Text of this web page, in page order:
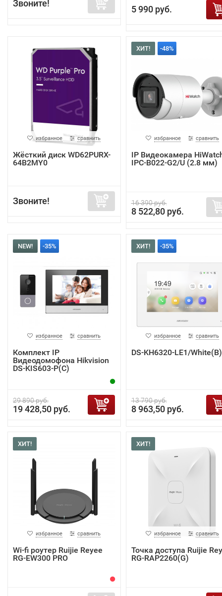
Звоните!
5 990 руб.
избранное сравнить
Жёсткий диск WD62PURX-
64B2MY0
Звоните!
ХИТ! -48%
избранное сравнить
IP Видеокамера
IPC-B022-G2/U (2.8 мм)
16 390 руб.
8 522,80 руб.
NEW! -35%
избранное сравнить
Комплект IP
Видеодомофона Hikvision
DS-KIS603-P(C)
29 890 руб.
19 428,50 руб.
ХИТ! -35%
избранное сравнить
DS-KH6320-LE1/White(B)
13 790 руб.
8 963,50 руб.
ХИТ!
избранное сравнить
Wi-fi роутер Ruijie Reyee
RG-EW300 PRO
ХИТ!
избранное сравнить
Точка доступа Ruijie
RG-RAP2260(G)